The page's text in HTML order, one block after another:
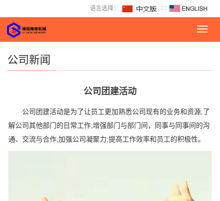
语言选择： ∷
公司新闻
公司团建活动
公司团建活动是为了让员工更加熟悉公司现有的业务和资源;了
解公司其他部门的日常工作;增强部门与部门间，同事与同事间的沟
通、交流与合作;加强公司凝聚力;提高工作效率和员工的积极性。